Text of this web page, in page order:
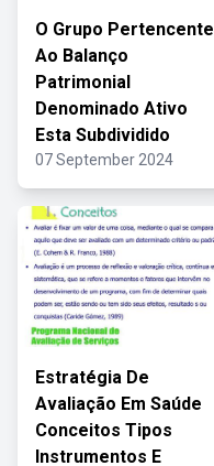
O Grupo Pertencente
Ao Balanço
Patrimonial
Denominado Ativo
Esta Subdividido
07 September 2024
Estratégia De
Avaliação Em Saúde
Conceitos Tipos
Instrumentos E